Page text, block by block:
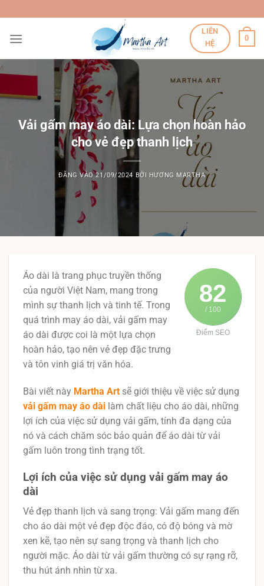
qua
nội
LIÊN
HỆ
0
Vải gấm may áo dài: Lựa chọn hoàn hảo
cho vẻ đẹp thanh lịch
ĐĂNG VÀO21/09/2024 BỞI HƯƠNG MARTHA
82
/ 100
Điểm SEO
Áo dài là trang phục truyền thống
của người Việt Nam, mang trong
mình sự thanh lịch và tinh tế. Trong
quá trình may áo dài, vải gấm may
áo dài được coi là một lựa chọn
hoàn hảo, tạo nên vẻ đẹp đặc trưng
và tôn vinh giá trị văn hóa.
Bài viết này Martha Art sẽ giới thiệu về việc sử dụng
vải gấm may áo dài làm chất liệu cho áo dài, những
lợi ích của việc sử dụng vải gấm, tính đa dạng của
nó và cách chăm sóc bảo quản để áo dài từ vải
gấm luôn trong tình trạng tốt.
Lợi ích của việc sử dụng vải gấm may áo
dài
Vẻ đẹp thanh lịch và sang trọng: Vải gấm mang đến
cho áo dài một vẻ đẹp độc đáo, có độ bóng và mờ
xen kẽ, tạo nên sự sang trọng và thanh lịch cho
người mặc. Áo dài từ vải gấm thường có sự rạng rỡ,
thu hút ánh nhìn từ xa.